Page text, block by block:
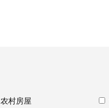
农村房屋